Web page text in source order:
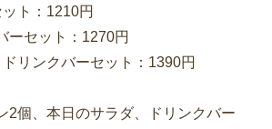
ト：1210円
ーセット：1270円
リンクバーセット：1390円
2個、本日のサラダ、ドリンクバー